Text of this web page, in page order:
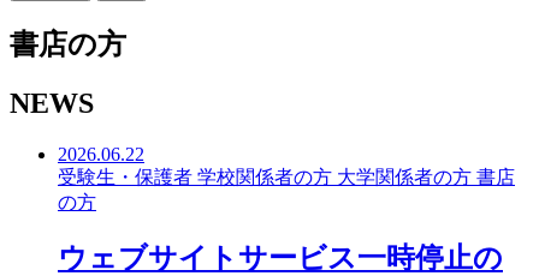
書店の方
NEWS
2026.06.22
受験生・保護者 学校関係者の方 大学関係者の方 書店
の方
ウェブサイトサービス一時停止の